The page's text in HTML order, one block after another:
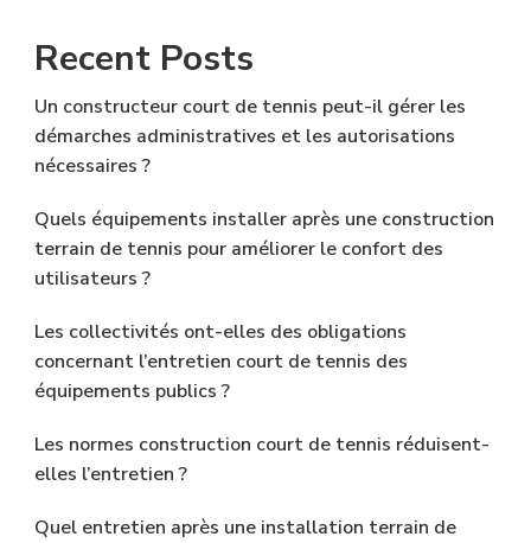
Recent Posts
Un constructeur court de tennis peut-il gérer les
démarches administratives et les autorisations
nécessaires ?
Quels équipements installer après une construction
terrain de tennis pour améliorer le confort des
utilisateurs ?
Les collectivités ont-elles des obligations
concernant l’entretien court de tennis des
équipements publics ?
Les normes construction court de tennis réduisent-
elles l’entretien ?
Quel entretien après une installation terrain de